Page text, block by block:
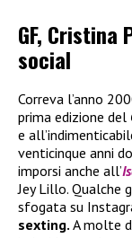
GF,
social
Correva l’anno
prima edizione del
e
venticinque anni
imporsi anche all’
Jey Lillo. Qualche
sfogata su
sexting. A molte